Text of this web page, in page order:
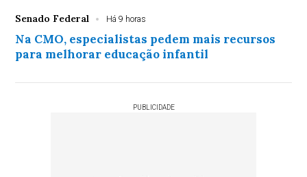
Senado Federal Há 9 horas
Na CMO, especialistas pedem mais recursos
para melhorar educação infantil
PUBLICIDADE